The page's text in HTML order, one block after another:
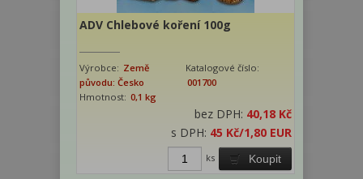
ADV Chlebové koření 100g
Výrobce: Země
původu: Česko
Katalogové číslo:
001700
Hmotnost: 0,1 kg
bez DPH: 40,18 Kč
s DPH: 45 Kč/1,80 EUR
Koupit
ks